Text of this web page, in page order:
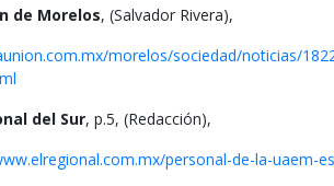
de Morelos, (Salvador Rivera),
morelos/sociedad/noticias/
del Sur, p.5, (Redacción),
personal-de-la-uaem-